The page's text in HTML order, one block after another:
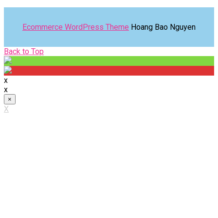
Ecommerce WordPress Theme Hoang Bao Nguyen
Back to Top
x
x
×
X